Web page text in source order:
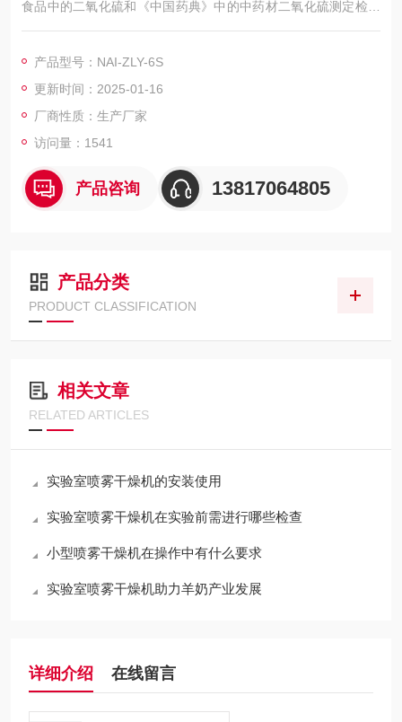
食品中的二氧化硫和《中国药典》中的中药材二氧化硫测定检测
方法已大致相同。那艾在严格遵循国标要求的基础上，整合加
样品(空白样，平行样)的处理，从面极大的提高了检测数据的精
度和减少了工作时间。食药二氧化硫测定仪,每一路自动闭环加酸
产品型号：NAI-ZLY-6S
更新时间：2025-01-16
厂商性质：生产厂家
访问量：1541
产品咨询 13817064805
产品分类
PRODUCT CLASSIFICATION
相关文章
RELATED ARTICLES
实验室喷雾干燥机的安装使用
实验室喷雾干燥机在实验前需进行哪些检查
小型喷雾干燥机在操作中有什么要求
实验室喷雾干燥机助力羊奶产业发展
详细介绍 在线留言